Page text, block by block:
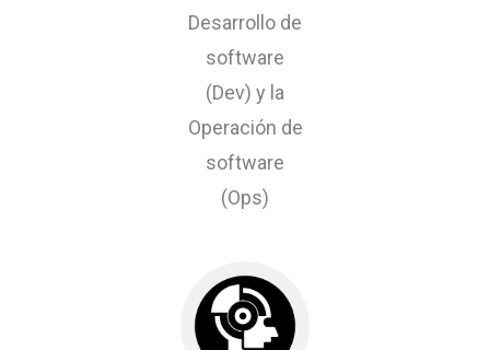
Desarrollo de
software
(Dev) y la
Operación de
software
(Ops)